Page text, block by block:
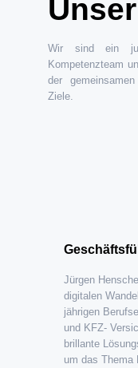
Wir sind ein
Kompetenzteam
der
Ziele.
Jürgen
digitalen
jährigen
und KFZ-
brillante
um das Thema